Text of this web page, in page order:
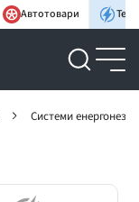
Автотовари
Системи